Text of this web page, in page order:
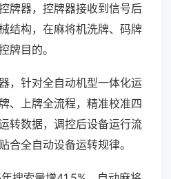
牌器，控牌器接收到信号后
结构，在麻将机洗牌、码牌
牌目的。
，针对全自动机型一体化运
、上牌全流程，精准校准四
转数据，调控后设备运行流
合全自动设备运转规律。